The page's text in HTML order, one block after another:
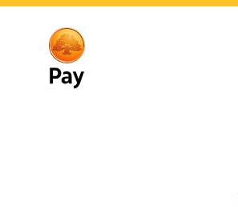
Go
navigation
Skip